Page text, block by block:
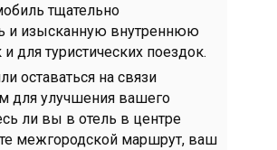
тщательно
и изысканную внутреннюю
для туристических поездок.
оставаться на связи
для улучшения вашего
ли вы в отель в центре
межгородской маршрут, ваш